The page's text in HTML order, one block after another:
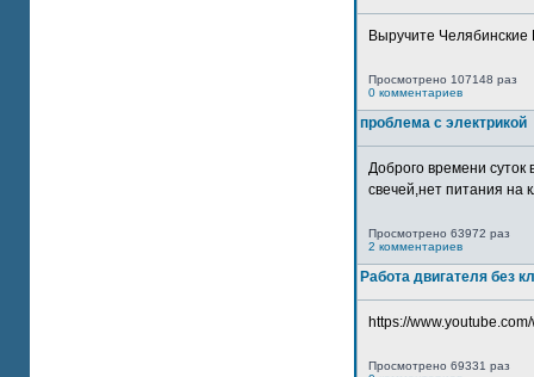
Выручите
Просмотрено 107148 раз
0 комментариев
проблема с электрикой
Доброго времени суток
свечей,нет питания на
Просмотрено 63972 раз
2 комментариев
Работа двигателя без
https://
Просмотрено 69331 раз